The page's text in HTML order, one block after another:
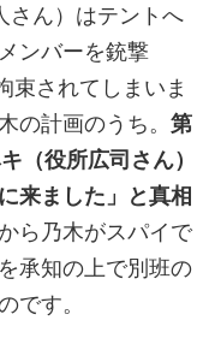
さん）はテントへ
ンバーを銃撃
束されてしまいま
の計画のうち。 第
（役所広司さん）
来ました」と真相
ら乃木がスパイで
承知の上で別班の
です。